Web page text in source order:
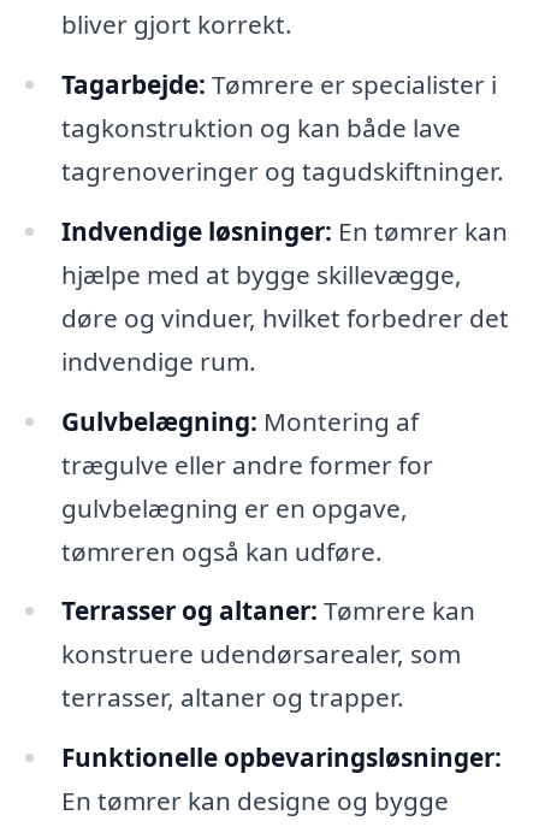
bliver gjort korrekt.
Tagarbejde: Tømrere er specialister i
tagkonstruktion og kan både lave
tagrenoveringer og tagudskiftninger.
Indvendige løsninger: En tømrer kan
hjælpe med at bygge skillevægge,
døre og vinduer, hvilket forbedrer det
indvendige rum.
Gulvbelægning: Montering af
trægulve eller andre former for
gulvbelægning er en opgave,
tømreren også kan udføre.
Terrasser og altaner: Tømrere kan
konstruere udendørsarealer, som
terrasser, altaner og trapper.
Funktionelle opbevaringsløsninger:
En tømrer kan designe og bygge